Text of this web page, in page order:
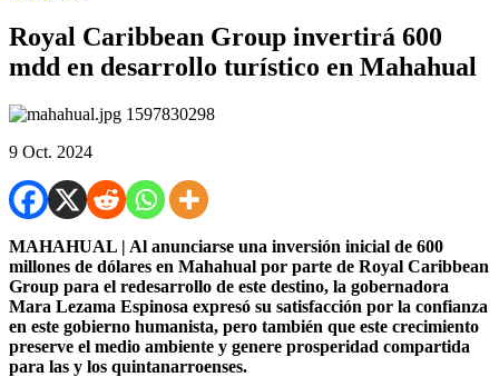
Royal Caribbean Group invertirá 600
mdd en desarrollo turístico en Mahahual
9 Oct. 2024
MAHAHUAL | Al anunciarse una inversión inicial de 600
millones de dólares en Mahahual por parte de Royal Caribbean
Group para el redesarrollo de este destino, la gobernadora
Mara Lezama Espinosa expresó su satisfacción por la confianza
en este gobierno humanista, pero también que este crecimiento
preserve el medio ambiente y genere prosperidad compartida
para las y los quintanarroenses.